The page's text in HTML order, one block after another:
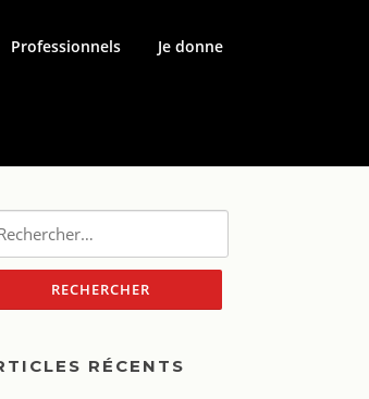
Professionnels Je donne
:
RÉCENTS